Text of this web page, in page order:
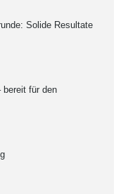
Solide Resultate
bereit für den